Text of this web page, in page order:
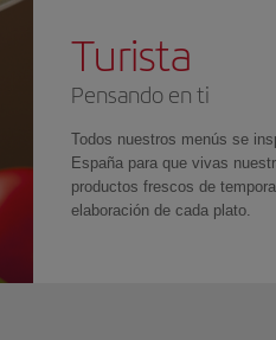
Turista
Pensando en ti
Todos nuestros menús se
España para que vivas
productos frescos de
elaboración de cada plato.